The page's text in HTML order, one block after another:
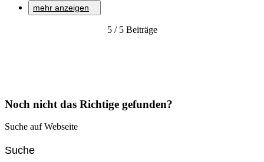
Zur Detailseite
mehr anzeigen
Das Dortmunder Gesundheitsamt informiert über die
5 / 5 Beiträge
Noch nicht das Richtige gefunden?
Suche auf Webseite